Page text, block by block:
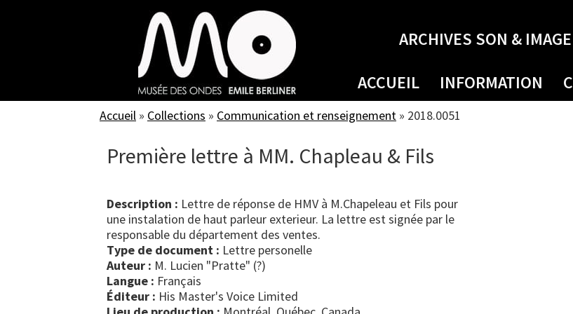
ARCHIVES SON &
ACCUEIL INFORMATION
Accueil » Collections » Communication et renseignement » 2018.0051
Première lettre à MM. Chapleau & Fils
Description : Lettre de réponse de HMV à M.Chapeleau et Fils pour
une instalation de haut parleur exterieur. La lettre est signée par le
responsable du département des ventes.
Type de document :
lettre personelle
Auteur : M. Lucien "Pratte" (?)
Langue : Français
Éditeur : His Master's Voice Limited